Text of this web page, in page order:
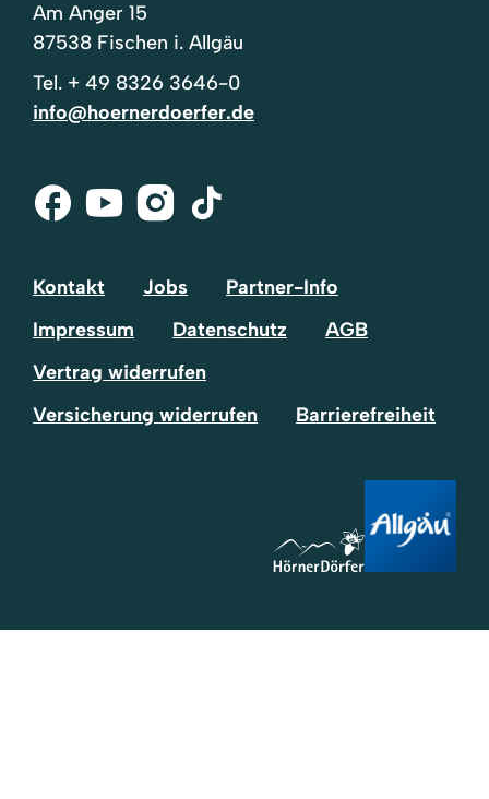
Am Anger 15
87538 Fischen i. Allgäu
Tel. + 49 8326 3646-0
info@hoernerdoerfer.de
Facebook
Youtube
Instagram
Tik-
Kontakt Jobs
Partner-Info
Impressum
Datenschutz
AGB
Vertrag widerrufen
Versicherung widerrufen
Barrierefreiheit